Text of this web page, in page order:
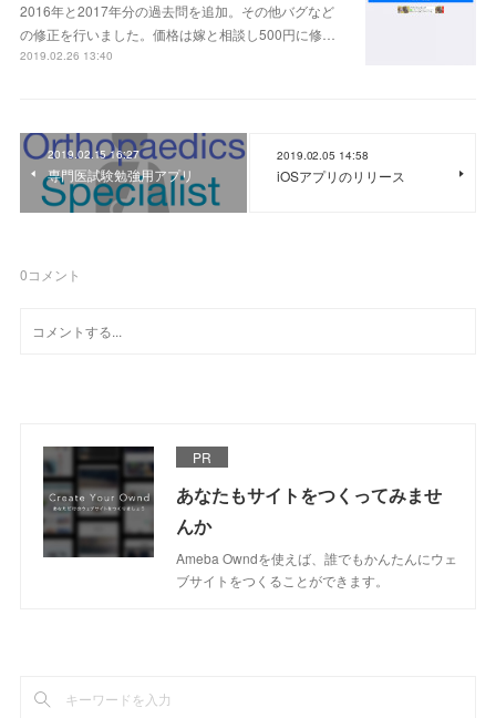
2016年と2017年分の過去問を追加。その他バグなど
の修正を行いました。価格は嫁と相談し500円に修…
2019.02.26 13:40
2019.02.15 16:27
専門医試験勉強用アプリ
2019.02.05 14:58
iOSアプリのリリース
0コメント
PR
あなたもサイトをつくってみませ
んか
Ameba Owndを使えば、誰でもかんたんにウェ
ブサイトをつくることができます。